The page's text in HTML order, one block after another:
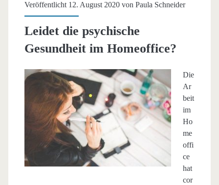
Veröffentlicht 12. August 2020 von Paula Schneider
Leidet die psychische
Gesundheit im Homeoffice?
Die
Ar
beit
im
Ho
me
offi
ce
hat
cor